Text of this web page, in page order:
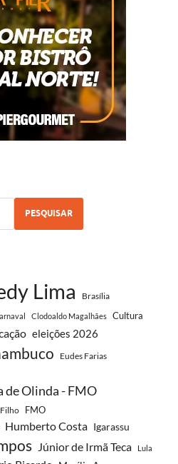
PESQUISAR
Lima Brasília
Clodoaldo Magalhães Cultura
eleições 2026
Eudes Farias
de Olinda - FMO
FMO
Humberto Costa Igarassu
Júnior de Irmã Teca Lula